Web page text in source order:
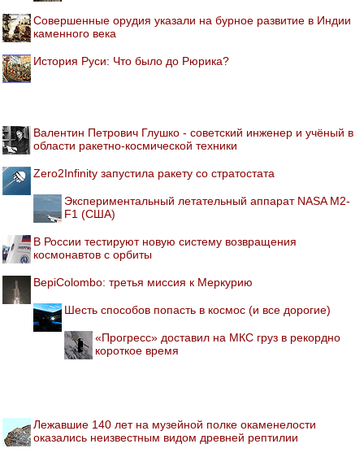
Совершенные орудия указали на бурное развитие в Индии
каменного века
История Руси: Что было до Рюрика?
Валентин Петрович Глушко - советский инженер и учёный в
области ракетно-космической техники
Zero2Infinity запустила ракету со стратостата
Экспериментальный летательный аппарат NASA M2-
F1 (США)
В России тестируют новую систему возвращения
космонавтов с орбиты
BepiColombo: третья миссия к Меркурию
Шесть способов попасть в космос (и все дорогие)
«Прогресс» доставил на МКС груз в рекордно
короткое время
Лежавшие 140 лет на музейной полке окаменелости
оказались неизвестным видом древней рептилии